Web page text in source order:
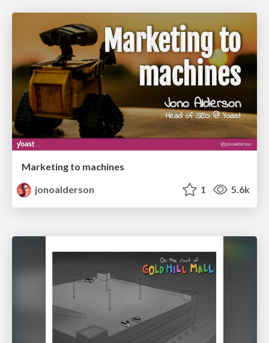
Marketing to machines
jonoalderson
1 5.6k